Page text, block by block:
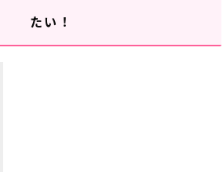
たい！